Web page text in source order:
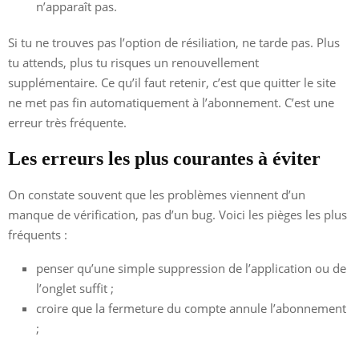
n’apparaît pas.
Si tu ne trouves pas l’option de résiliation, ne tarde pas. Plus
tu attends, plus tu risques un renouvellement
supplémentaire. Ce qu’il faut retenir, c’est que quitter le site
ne met pas fin automatiquement à l’abonnement. C’est une
erreur très fréquente.
Les erreurs les plus courantes à éviter
On constate souvent que les problèmes viennent d’un
manque de vérification, pas d’un bug. Voici les pièges les plus
fréquents :
penser qu’une simple suppression de l’application ou de
l’onglet suffit ;
croire que la fermeture du compte annule l’abonnement
;